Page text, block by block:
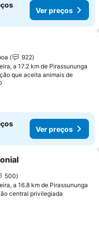
Ver preços
aos favoritos
922
a 17.2 km de Pirassununga
que aceita animais de
Ver preços
aos favoritos
500
a 16.8 km de Pirassununga
central privilegiada